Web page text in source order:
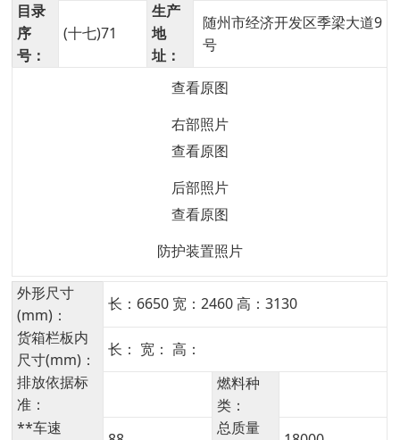
目录
序
号：
(十七)71
生产
地
址：
随州市经济开发区季梁大道9
号
查看原图
右部照片
查看原图
后部照片
查看原图
防护装置照片
外形尺寸
(mm)：
长：6650 宽：2460 高：3130
货箱栏板内
尺寸(mm)：
长： 宽： 高：
排放依据标
准：
燃料种
类：
**车速
总质量